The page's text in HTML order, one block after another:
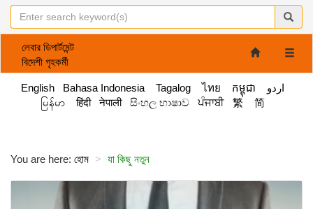
Toggle
লেবার ডিপার্টমেন্ট
বিদেশী গৃহকর্মী
English Bahasa Indonesia Tagalog ไทย កម្ពុជា
اردو
မြန်မာ
हिंदी नेपाली සිංහල භාෂාව ਪੰਜਾਬੀ 繁 简
You are here: হোম যা কিছু নতুন